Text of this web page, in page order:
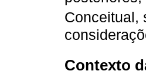
Conceitual,
Contexto